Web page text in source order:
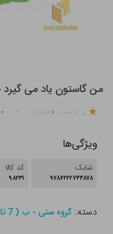
من گاستون یاد می
. ۰ ۰
ویژگی‌ها
شابک
۹۷۸۶۲۲۲۷۴۴۸۷۸
کد کالا
۹۸۲۳۱
دسته:گروه سنی - ب ( 7 تا 9 سال )